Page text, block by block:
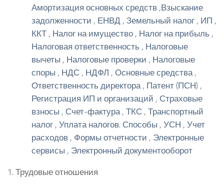
Амортизация основных средств ,Взыскание
задолженности , ЕНВД , Земельный налог , ИП ,
ККТ , Налог на имущество , Налог на прибыль ,
Налоговая ответственность , Налоговые
вычеты , Налоговые проверки , Налоговые
споры , НДС , НДФЛ , Основные средства,
Ответственность директора, Патент (ПСН) ,
Регистрация ИП и организаций , Страховые
взносы , Счет-фактура, ТКС , Транспортный
налог , Уплата налогов. Способы , УСН , Учет
расходов , Формы отчетности , Электронные
сервисы , Электронный документооборот
1. Трудовые отношения